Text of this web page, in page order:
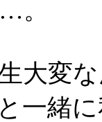
。
大変
一緒